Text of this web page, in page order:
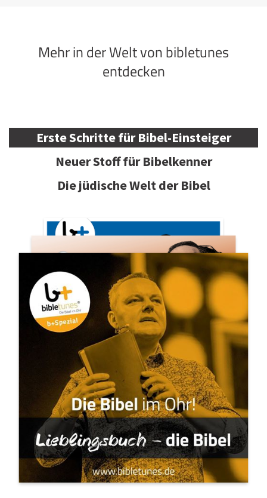
Mehr in der Welt von bibletunes
entdecken
Erste Schritte für Bibel-Einsteiger
Neuer Stoff für Bibelkenner
Die jüdische Welt der Bibel